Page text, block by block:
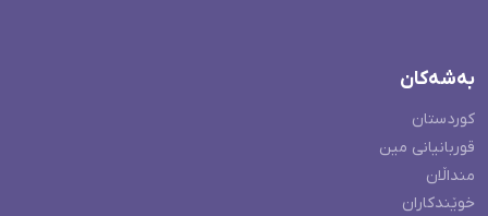
بەشەکان
کوردستان
قوربانیانی مین
منداڵان
خوێندکاران